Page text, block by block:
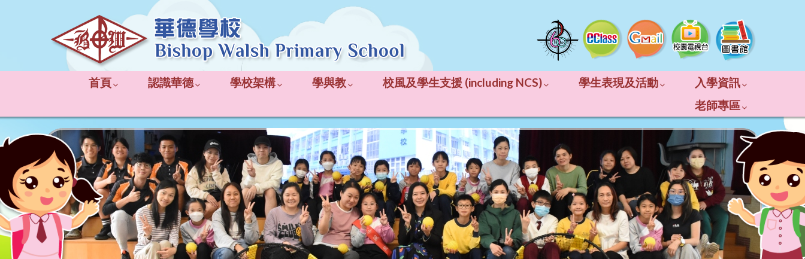
首頁 認識華德 學校架構 學與教 校風及學生支援 (including NCS) 學生表現及活動
入學資訊
老師專區